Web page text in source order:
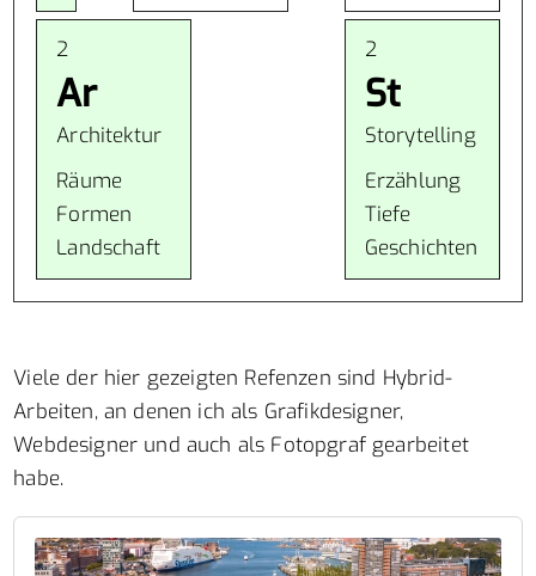
2
Ar
Architektur
Räume
Formen
Landschaft
2
St
Storytelling
Erzählung
Tiefe
Geschichten
Viele der hier gezeigten Refenzen sind Hybrid-
Arbeiten, an denen ich als Grafikdesigner,
Webdesigner und auch als Fotopgraf gearbeitet
habe.